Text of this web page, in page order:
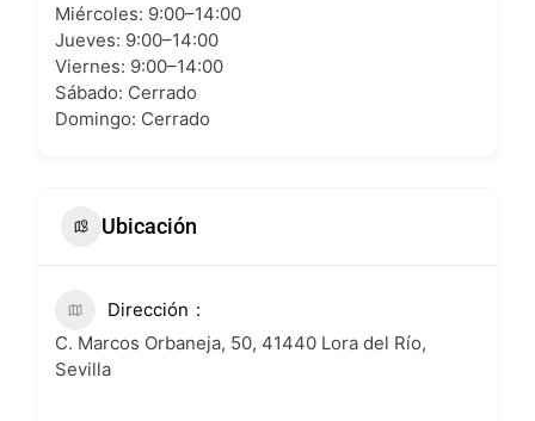
Miércoles: 9:00–14:00
Jueves: 9:00–14:00
Viernes: 9:00–14:00
Sábado: Cerrado
Domingo: Cerrado
Ubicación
Dirección
C. Marcos Orbaneja, 50, 41440 Lora del Río,
Sevilla